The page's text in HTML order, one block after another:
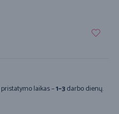
laikas –1–3darbo dienų.